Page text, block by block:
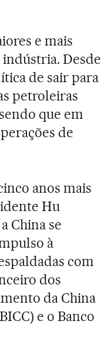
e mais
Desde
de sair para
petroleiras
que em
de
anos mais
Hu
China se
à
com
dos
da China
e o Banco